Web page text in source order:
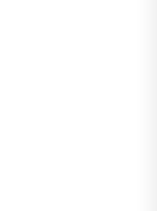
mvstay3gmyzwenzw-jxmp35